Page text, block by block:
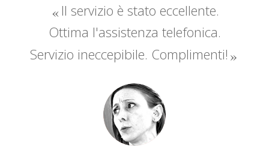
Il servizio è stato eccellente.
Ottima l'assistenza telefonica.
Servizio ineccepibile. Complimenti!